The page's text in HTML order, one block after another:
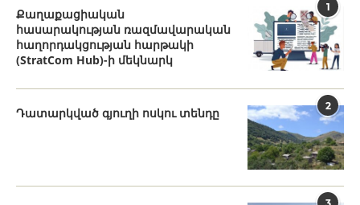
1
Քաղաքացիական
հասարակության ռազմավարական
հաղորդակցության հարթակի
(StratCom Hub)-ի մեկնարկ
2
Դատարկված գյուղի ոսկու տենդը